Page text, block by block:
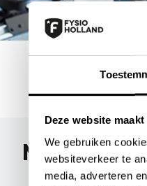
Deze website
We gebruiken
websiteverkeer te
media, adverteren
Maak